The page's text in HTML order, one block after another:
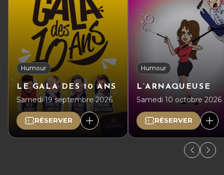
Humour
LE GALA DES 10 ANS
Samedi 19 septembre 2026
RÉSERVER
Humour
L’ARNAQUEUSE
Samedi 10 octobre 2026
RÉSERVER